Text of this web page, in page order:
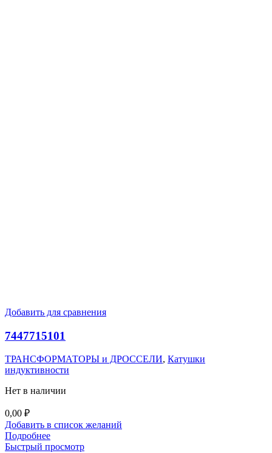
Добавить для сравнения
7447715101
ТРАНСФОРМАТОРЫ и ДРОССЕЛИ, Катушки
индуктивности
Нет в наличии
0,00 ₽
Добавить в список желаний
Подробнее
Быстрый просмотр